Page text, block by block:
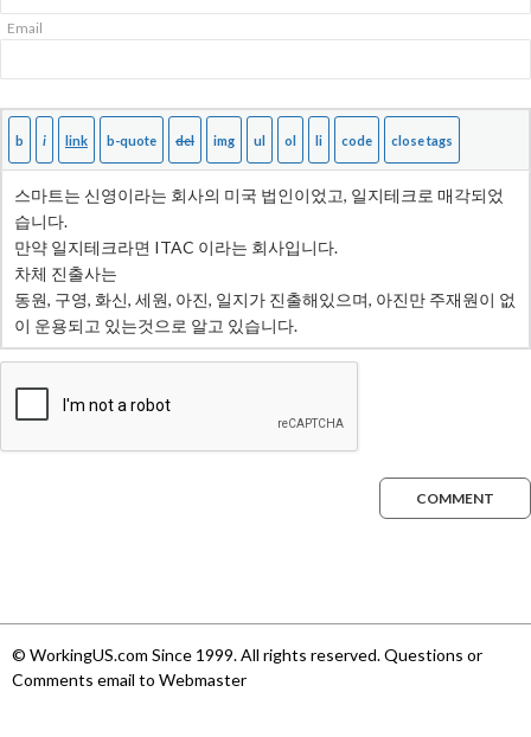
Email
COMMENT
© WorkingUS.com Since 1999. All rights reserved. Questions or
Comments email to Webmaster